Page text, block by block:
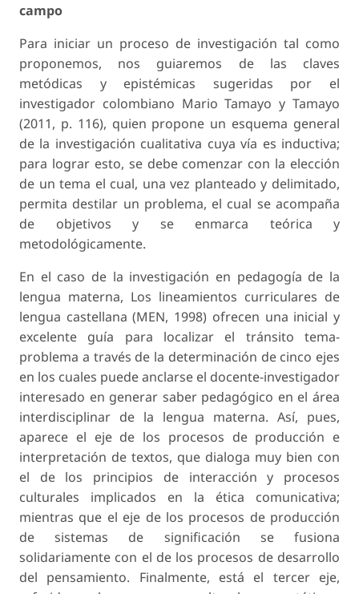
campo
Para iniciar un proceso de investigación tal como
proponemos, nos guiaremos de las claves
metódicas y epistémicas sugeridas por el
investigador colombiano Mario Tamayo y Tamayo
(2011, p. 116), quien propone un esquema general
de la investigación cualitativa cuya vía es inductiva;
para lograr esto, se debe comenzar con la elección
de un tema el cual, una vez planteado y delimitado,
permita destilar un problema, el cual se acompaña
de objetivos y se enmarca teórica y
metodológicamente.
En el caso de la investigación en pedagogía de la
lengua materna, Los lineamientos curriculares de
lengua castellana (MEN, 1998) ofrecen una inicial y
excelente guía para localizar el tránsito tema-
problema a través de la determinación de cinco ejes
en los cuales puede anclarse el docente-investigador
interesado en generar saber pedagógico en el área
interdisciplinar de la lengua materna. Así, pues,
aparece el eje de los procesos de producción e
interpretación de textos, que dialoga muy bien con
el de los principios de interacción y procesos
culturales implicados en la ética comunicativa;
mientras que el eje de los procesos de producción
de sistemas de significación se fusiona
solidariamente con el de los procesos de desarrollo
del pensamiento. Finalmente, está el tercer eje,